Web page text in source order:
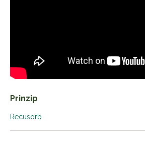
Prinzip
Recusorb